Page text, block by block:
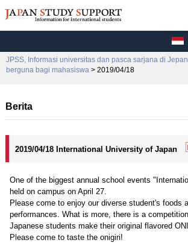
JPSS, Informasi universitas dan pasca sarjana di
berguna bagi mahasiswa > 2019/04/18
Berita
2019/04/18 International University of Japan
One of the biggest annual school events
held on campus on April 27.
Please come to enjoy our diverse student's foods
performances. What is more, there is a
Japanese students make their original flavored
Please come to taste the onigiri!